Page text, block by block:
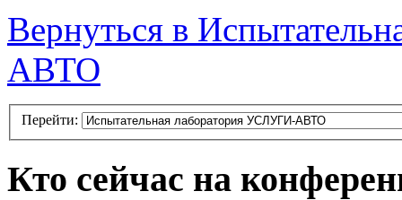
Вернуться в
АВТО
Перейти:
Кто сейчас на